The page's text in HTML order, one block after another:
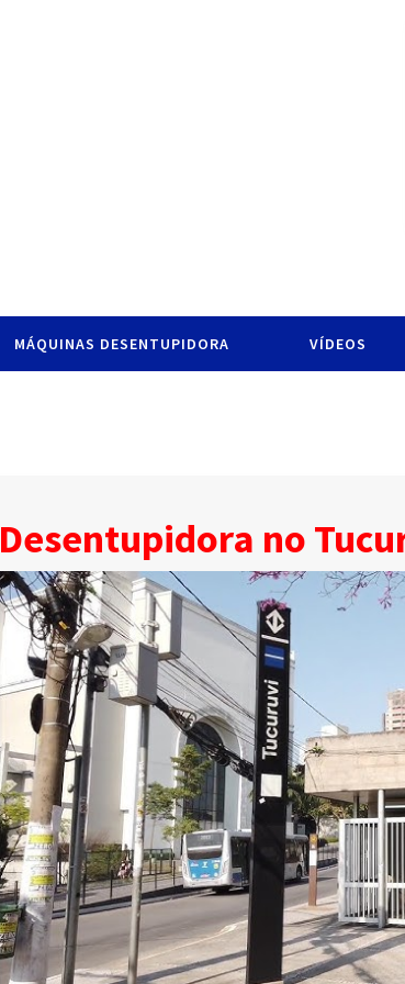
MÁQUINAS DESENTUPIDORA VÍDEOS
Desentupidora no